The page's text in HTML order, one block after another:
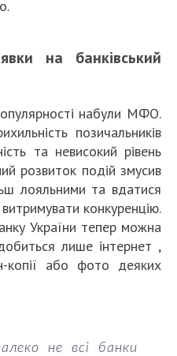
на банківський
набули МФО.
позичальників
та невисокий рівень
розвиток подій змусив
лояльними та вдатися
конкуренцію.
України тепер можна
лише інтернет ,
копії або фото деяких
не всі банки